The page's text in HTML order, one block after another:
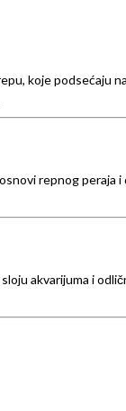
koje podsećaju
repnog peraja i
akvarijuma i